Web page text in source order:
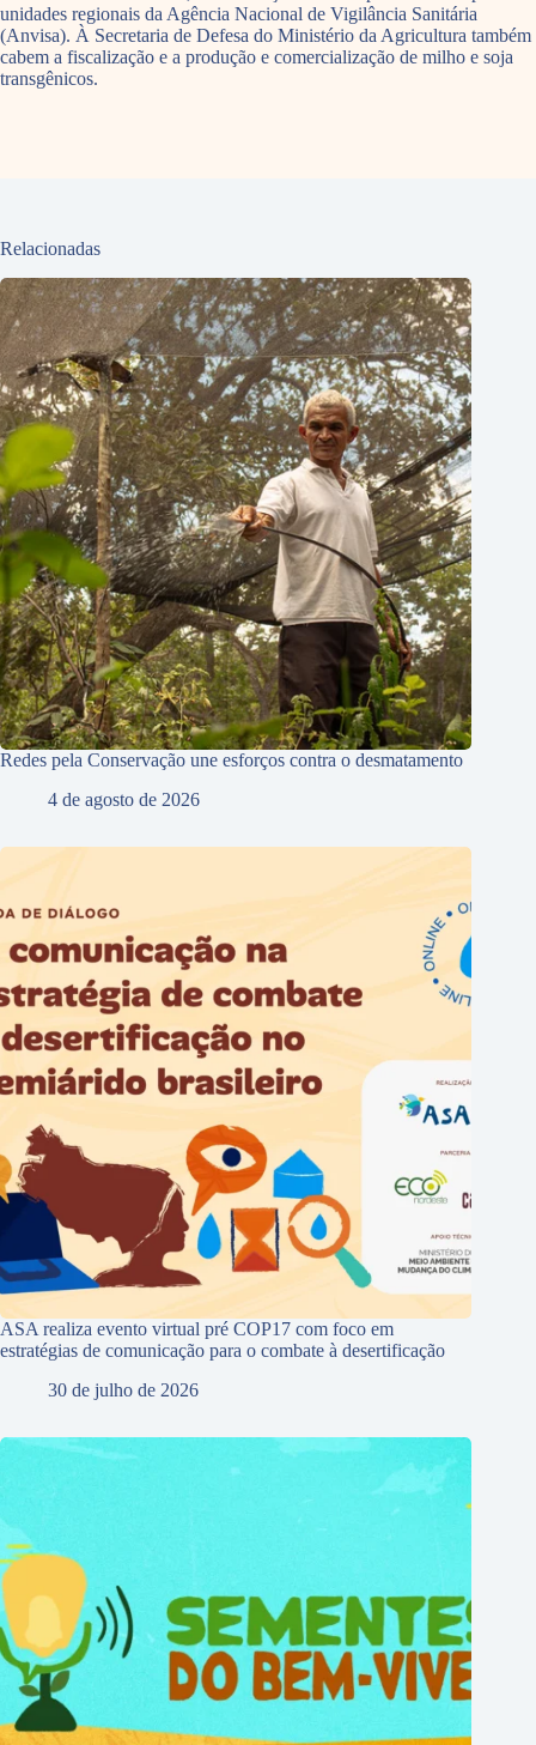
unidades regionais da Agência Nacional de Vigilância Sanitária
(Anvisa). À Secretaria de Defesa do Ministério da Agricultura também
cabem a fiscalização e a produção e comercialização de milho e soja
transgênicos.
Relacionadas
Redes pela Conservação une esforços contra o desmatamento
4 de agosto de 2026
ASA realiza evento virtual pré COP17 com foco em
estratégias de comunicação para o combate à desertificação
30 de julho de 2026